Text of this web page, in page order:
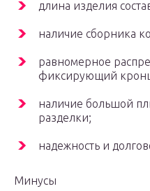
длина изделия
наличие сборника
равномерное
фиксирующий
наличие большой
разделки;
надежность и
Минусы